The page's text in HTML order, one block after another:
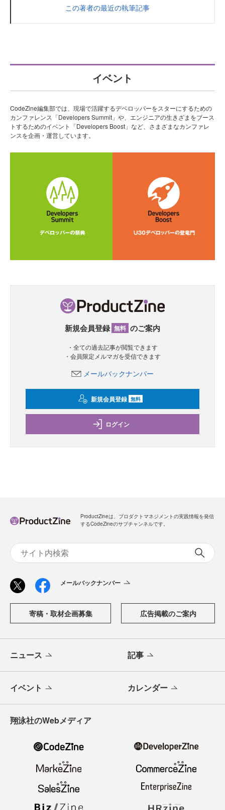
この著者の最近の執筆記事
イベント
CodeZine編集部では、現場で活躍するデベロッパーをスターにするための
カンファレンス「Developers Summit」や、エンジニアの生きざまをブース
トするためのイベント「Developers Boost」など、さまざまなカンファレ
ンスを企画・運営しています。
新規会員登録 無料 のご案内
・全ての過去記事が閲覧できます
・会員限定メルマガを受信できます
メールバックナンバー
新規会員登録 無料
ログイン
ProductZineは、プロダクトマネジメントの実践情報を発信
するCodeZineのサブチャンネルです。
メールバックナンバー
寄稿・取材企画募集 広告掲載のご案内
ニュース 記事
イベント カレンダー
翔泳社のWebメディア